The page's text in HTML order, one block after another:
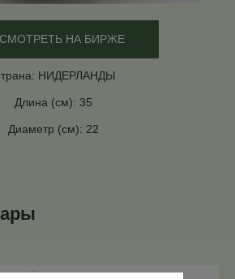
НА БИРЖЕ
НИДЕРЛАНДЫ
Длина (см): 35
Диаметр (см): 22